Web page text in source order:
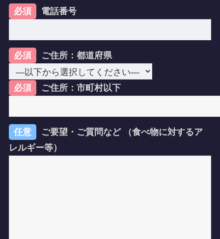
必須 電話番号
必須 ご住所：都道府県
必須 ご住所：市町村以下
任意
ご要望・ご質問など （食べ物に対するア
レルギー等）